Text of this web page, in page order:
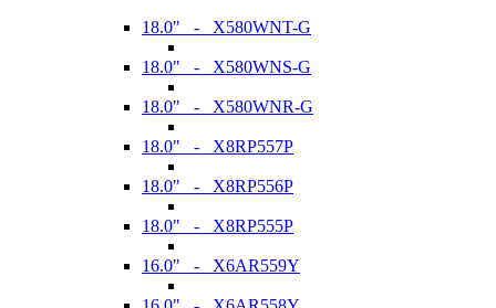
18.0" - X580WNT-G
18.0" - X580WNS-G
18.0" - X580WNR-G
18.0" - X8RP557P
18.0" - X8RP556P
18.0" - X8RP555P
16.0" - X6AR559Y